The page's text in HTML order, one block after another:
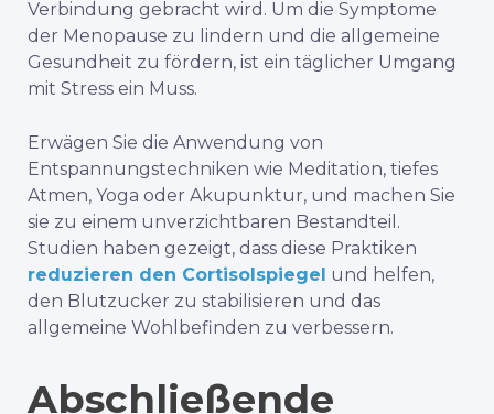
Verbindung gebracht wird. Um die Symptome
der Menopause zu lindern und die allgemeine
Gesundheit zu fördern, ist ein täglicher Umgang
mit Stress ein Muss.
Erwägen Sie die Anwendung von
Entspannungstechniken wie Meditation, tiefes
Atmen, Yoga oder Akupunktur, und machen Sie
sie zu einem unverzichtbaren Bestandteil.
Studien haben gezeigt, dass diese Praktiken
reduzieren den Cortisolspiegel und helfen,
den Blutzucker zu stabilisieren und das
allgemeine Wohlbefinden zu verbessern.
Abschließende